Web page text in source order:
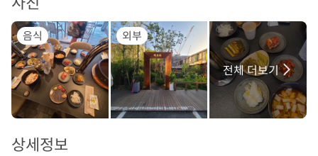
음식 외부
전체 더보기
상세정보